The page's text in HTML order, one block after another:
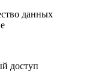
данных
доступ